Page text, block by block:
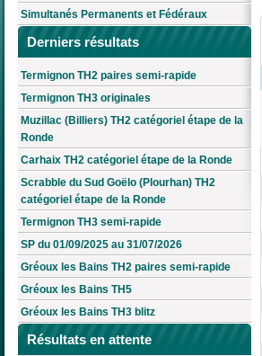
Simultanés Permanents et Fédéraux
Derniers résultats
Termignon TH2 paires semi-rapide
Termignon TH3 originales
Muzillac (Billiers) TH2 catégoriel étape de la
Ronde
Carhaix TH2 catégoriel étape de la Ronde
Scrabble du Sud Goëlo (Plourhan) TH2
catégoriel étape de la Ronde
Termignon TH3 semi-rapide
SP du 01/09/2025 au 31/07/2026
Gréoux les Bains TH2 paires semi-rapide
Gréoux les Bains TH5
Gréoux les Bains TH3 blitz
Résultats en attente